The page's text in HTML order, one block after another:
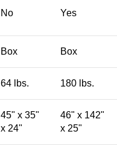
No Yes
Box Box
64 lbs. 180 lbs.
45" x 35"
x 24"
46" x 142"
x 25"